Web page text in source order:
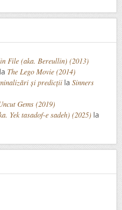
File (aka. Bereullin) (2013)
la The Lego Movie (2014)
și predicții la Sinners
Gems (2019)
Yek tasadof-e sadeh) (2025) la